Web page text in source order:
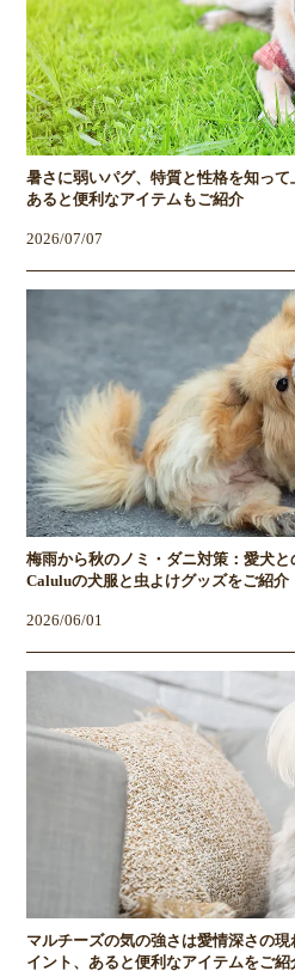
暑さに弱いパグ、特質と性格を知っ
あると便利なアイテムもご紹介
2026/07/07
梅雨から秋のノミ・ダニ対策：愛犬
Caluluの犬服と虫よけグッズをご紹介
2026/06/01
マルチーズの気の強さは愛情深さの
イント、あると便利なアイテムをご紹